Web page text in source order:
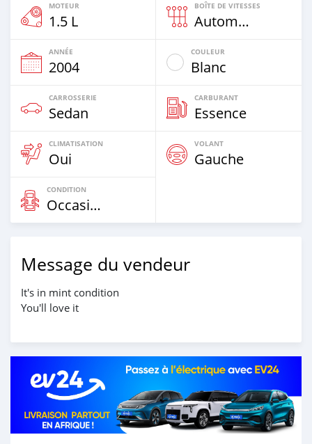
MOTEUR
1.5 L
BOÎTE DE VITESSES
Automatique
ANNÉE
2004
COULEUR
Blanc
CARROSSERIE
Sedan
CARBURANT
Essence
CLIMATISATION
Oui
VOLANT
Gauche
CONDITION
Occasion
Message du vendeur
It's in mint condition
You'll love it